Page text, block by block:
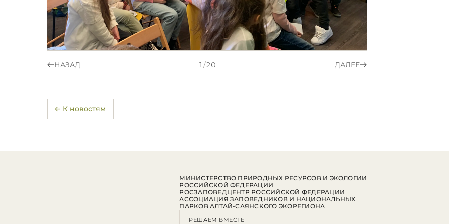
НАЗАД 1/20 ДАЛЕЕ
← К новостям
МИНИСТЕРСТВО ПРИРОДНЫХ РЕСУРСОВ И ЭКОЛОГИИ
РОССИЙСКОЙ ФЕДЕРАЦИИ
РОСЗАПОВЕДЦЕНТР РОССИЙСКОЙ ФЕДЕРАЦИИ
АССОЦИАЦИЯ ЗАПОВЕДНИКОВ И НАЦИОНАЛЬНЫХ
ПАРКОВ АЛТАЙ-САЯНСКОГО ЭКОРЕГИОНА
РЕШАЕМ ВМЕСТЕ